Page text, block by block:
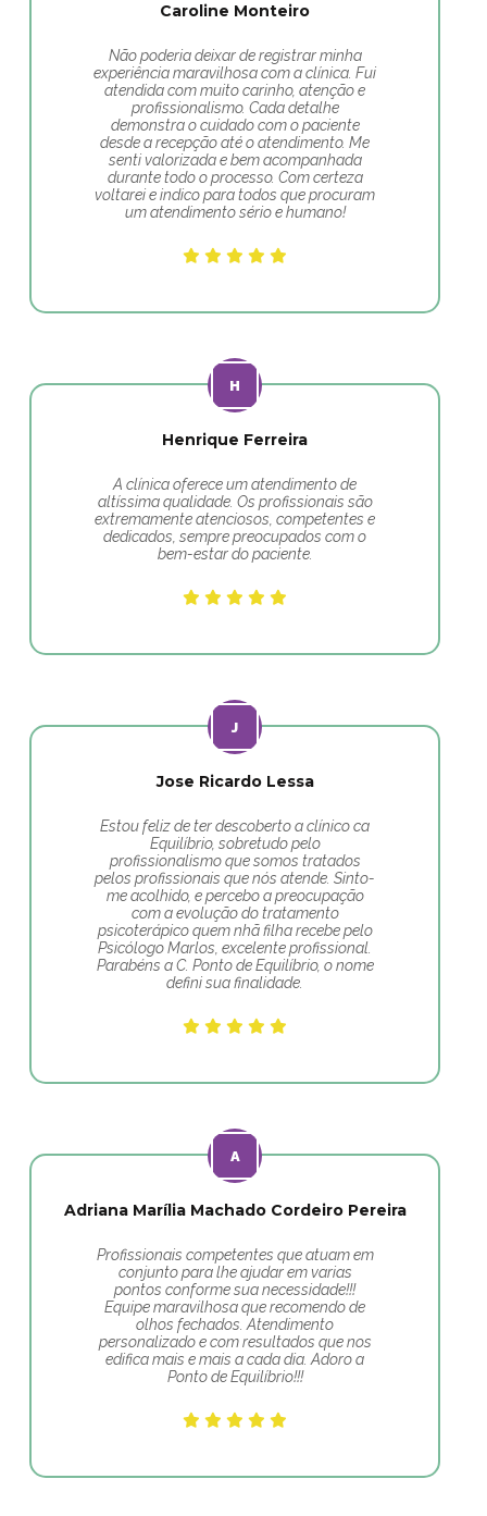
Caroline Monteiro
Não poderia deixar de registrar minha
experiência maravilhosa com a clínica. Fui
atendida com muito carinho, atenção e
profissionalismo. Cada detalhe
demonstra o cuidado com o paciente
desde a recepção até o atendimento. Me
senti valorizada e bem acompanhada
durante todo o processo. Com certeza
voltarei e indico para todos que procuram
um atendimento sério e humano!
Henrique Ferreira
A clínica oferece um atendimento de
altíssima qualidade. Os profissionais são
extremamente atenciosos, competentes e
dedicados, sempre preocupados com o
bem-estar do paciente.
Jose Ricardo Lessa
Estou feliz de ter descoberto a clínico ca
Equilíbrio, sobretudo pelo
profissionalismo que somos tratados
pelos profissionais que nós atende. Sinto-
me acolhido, e percebo a preocupação
com a evolução do tratamento
psicoterápico quem nhã filha recebe pelo
Psicólogo Marlos, excelente profissional.
Parabéns a C. Ponto de Equilíbrio, o nome
defini sua finalidade.
Adriana Marília Machado Cordeiro Pereira
Profissionais competentes que atuam em
conjunto para lhe ajudar em varias
pontos conforme sua necessidade!!!
Equipe maravilhosa que recomendo de
olhos fechados. Atendimento
personalizado e com resultados que nos
edifica mais e mais a cada dia. Adoro a
Ponto de Equilíbrio!!!